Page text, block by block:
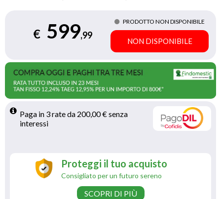
€ 599,99
PRODOTTO NON DISPONIBILE
NON DISPONIBILE
Paga in 3 rate da 200,00 € senza
interessi
Proteggi il tuo acquisto
Consigliato per un futuro sereno
SCOPRI DI PIÙ